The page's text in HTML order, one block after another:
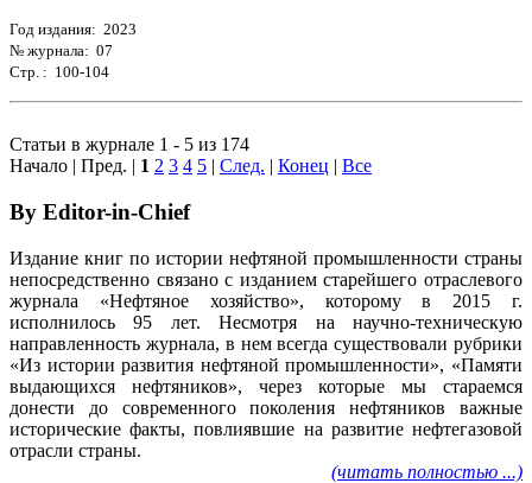
Год издания: 2023
№ журнала: 07
Стр. : 100-104
Статьи в журнале 1 - 5 из 174
Начало | Пред. | 1 2 3 4 5 | След. | Конец | Все
By Editor-in-Chief
Издание книг по истории нефтяной промышленности страны
непосредственно связано с изданием старейшего отраслевого
журнала «Нефтяное хозяйство», которому в 2015 г.
исполнилось 95 лет. Несмотря на научно-техническую
направленность журнала, в нем всегда существовали рубрики
«Из истории развития нефтяной промышленности», «Памяти
выдающихся нефтяников», через которые мы стараемся
донести до современного поколения нефтяников важные
исторические факты, повлиявшие на развитие нефтегазовой
отрасли страны.
(читать полностью ...)